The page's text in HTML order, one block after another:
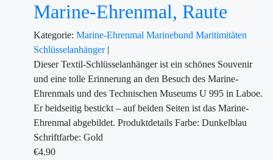
Marine-Ehrenmal, Raute
Kategorie: Marine-Ehrenmal Marinebund Maritimitäten
Schlüsselanhänger |
Dieser Textil-Schlüsselanhänger ist ein schönes Souvenir
und eine tolle Erinnerung an den Besuch des Marine-
Ehrenmals und des Technischen Museums U 995 in Laboe.
Er beidseitig bestickt – auf beiden Seiten ist das Marine-
Ehrenmal abgebildet. Produktdetails Farbe: Dunkelblau
Schriftfarbe: Gold
€4.90